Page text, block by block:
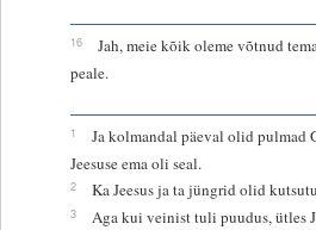
16
Jah, meie kõik oleme võtnud
peale.
1
Ja kolmandal päeval olid pulmad
Jeesuse ema oli seal.
2 Ka Jeesus ja ta jüngrid olid
3
Aga kui veinist tuli puudus, ütles